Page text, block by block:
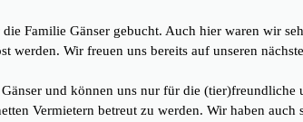
Familie Gänser gebucht. Auch hier waren wir
werden. Wir freuen uns bereits auf unseren
und können uns nur für die
Vermietern betreut zu werden. Wir haben